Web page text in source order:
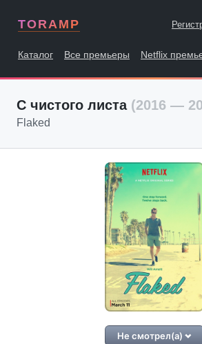
TORAMP
Каталог Все премьеры Netflix
С чистого листа (2016 —
Flaked
Не смотрел(а)